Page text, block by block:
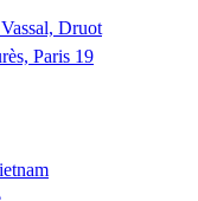
Druot
Paris 19